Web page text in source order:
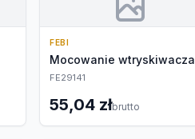
FEBI
Mocowanie wtryskiwacza
FE29141
55,04 złbrutto